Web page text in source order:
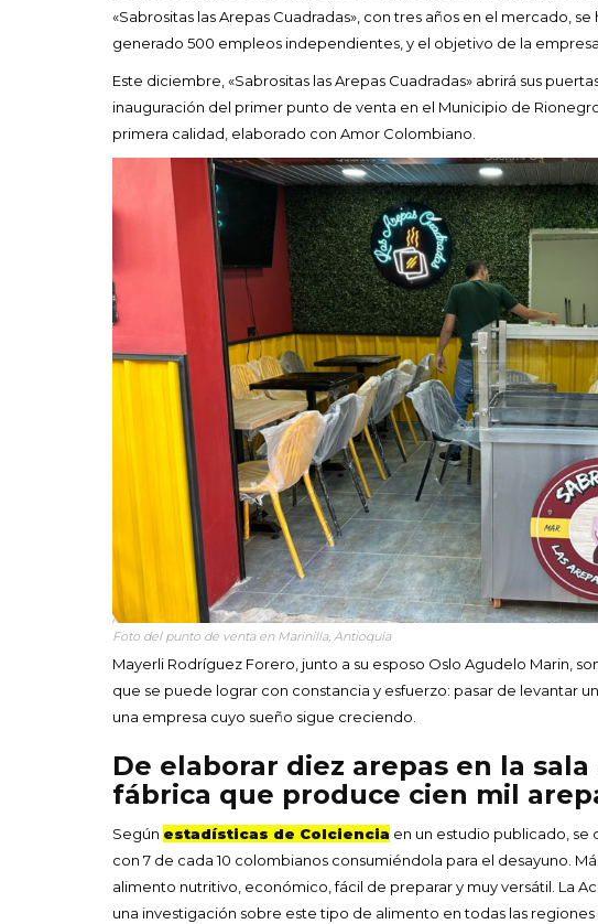
«Sabrositas las Arepas Cuadradas», con tres años en el mercado,
generado 500 empleos independientes, y el objetivo de la
Este diciembre, «Sabrositas las Arepas Cuadradas» abrirá sus
inauguración del primer punto de venta en el Municipio de
primera calidad, elaborado con Amor Colombiano.
Foto del punto de venta en Marinilla, Antioquia
Mayerli Rodríguez Forero, junto a su esposo Oslo Agudelo Marin,
que se puede lograr con constancia y esfuerzo: pasar de levantar
una empresa cuyo sueño sigue creciendo.
De elaborar diez arepas en la
fábrica que produce cien mil
Según estadísticas de Colciencia en un estudio publicado, se
con 7 de cada 10 colombianos consumiéndola para el desayuno.
alimento nutritivo, económico, fácil de preparar y muy versátil. La
una investigación sobre este tipo de alimento en todas las